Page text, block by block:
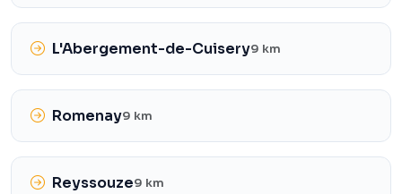
L'Abergement-de-Cuisery9 km
Romenay9 km
Reyssouze9 km